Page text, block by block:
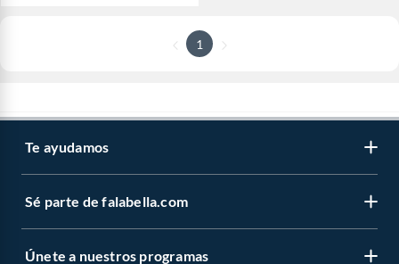
1
Te ayudamos
Sé parte de falabella.com
Únete a nuestros programas